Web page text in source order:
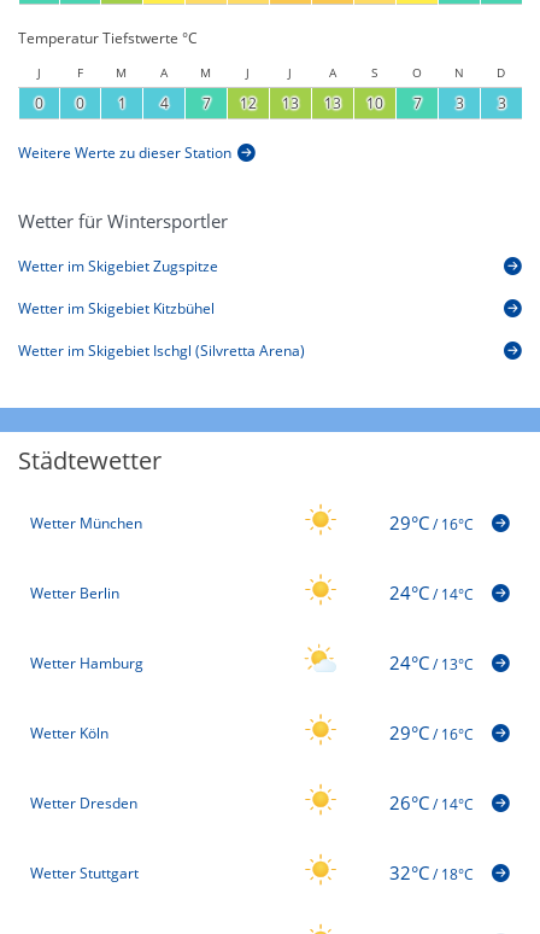
Temperatur Tiefstwerte °C
J F M A M J J A S O N D
0 0 1 4 7 12 13 13 10 7 3 3
Weitere Werte zu dieser Station
Wetter für Wintersportler
Wetter im Skigebiet Zugspitze
Wetter im Skigebiet Kitzbühel
Wetter im Skigebiet Ischgl (Silvretta Arena)
Städtewetter
Wetter München 29°C/16°C
Wetter Berlin 24°C/14°C
Wetter Hamburg 24°C/13°C
Wetter Köln 29°C/16°C
Wetter Dresden 26°C/14°C
Wetter Stuttgart 32°C/18°C